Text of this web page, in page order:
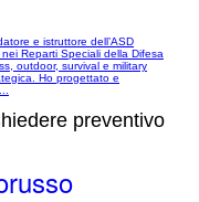
e istruttore dell’ASD
Reparti Speciali della Difesa
outdoor, survival e military
Ho progettato e
preventivo